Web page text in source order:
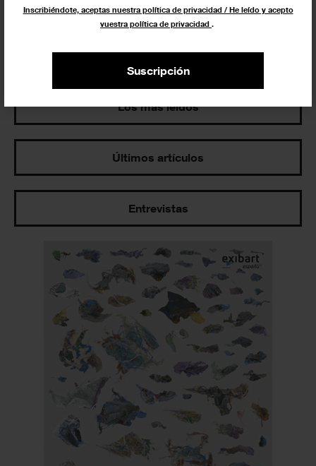
Inscribiéndote, aceptas nuestra política de privacidad / He leído y acepto
vuestra política de privacidad .
Suscripción
Los más leídos
Últimos artículos
Entrevistas